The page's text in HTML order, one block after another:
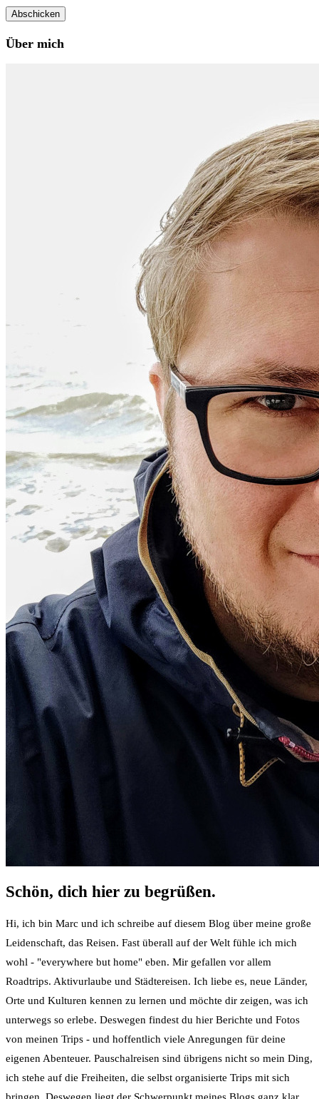
Über mich
Schön, dich hier zu begrüßen.
Hi, ich bin Marc und ich schreibe auf diesem Blog über meine große
Leidenschaft, das Reisen. Fast überall auf der Welt fühle ich mich
wohl - "everywhere but home" eben. Mir gefallen vor allem
Roadtrips. Aktivurlaube und Städtereisen. Ich liebe es, neue Länder,
Orte und Kulturen kennen zu lernen und möchte dir zeigen, was ich
unterwegs so erlebe. Deswegen findest du hier Berichte und Fotos
von meinen Trips - und hoffentlich viele Anregungen für deine
eigenen Abenteuer. Pauschalreisen sind übrigens nicht so mein Ding,
ich stehe auf die Freiheiten, die selbst organisierte Trips mit sich